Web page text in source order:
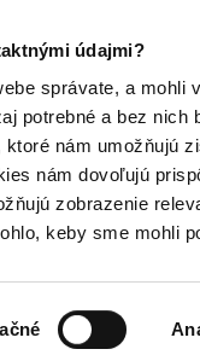
údajmi?
správate, a mohli
potrebné a bez nich
nám umožňujú
nám dovoľujú
zobrazenie
keby sme mohli